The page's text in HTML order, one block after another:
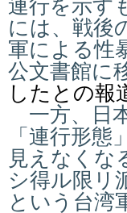
連行を示す
には、戦後
軍による性
公文書館に
したとの報
一方、日
「連行形
見えなく
シ得ル限リ
という台湾